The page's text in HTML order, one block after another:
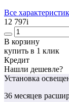
Все
12 797i
В корзину
купить в 1 клик
Кредит
Нашли дешевле?
Установка
36 месяцев